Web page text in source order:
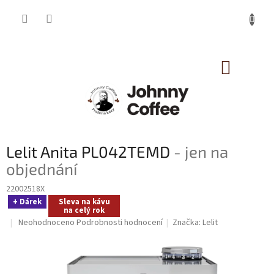
Lelit Anita PL042TEMD - jen na
objednání
22002518X
+ Dárek Sleva na kávu
na celý rok
Průměrné
Neohodnoceno Podrobnosti hodnocení Značka:Lelit